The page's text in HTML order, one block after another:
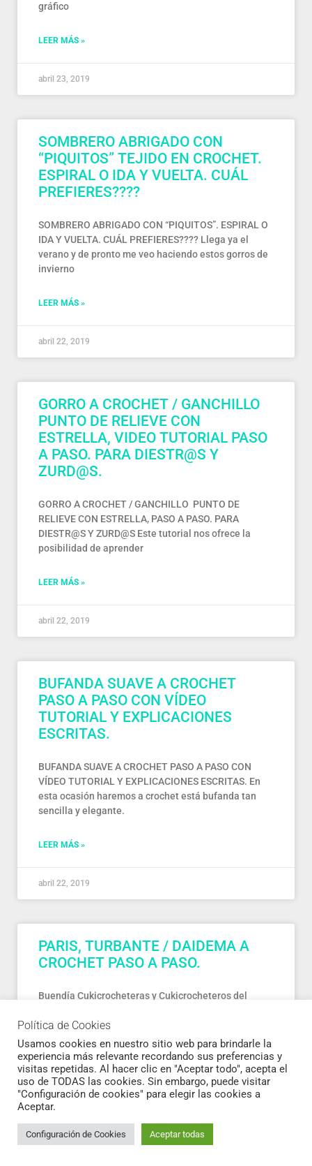
gráfico
LEER MÁS »
abril 23, 2019
SOMBRERO ABRIGADO CON
“PIQUITOS” TEJIDO EN CROCHET.
ESPIRAL O IDA Y VUELTA. CUÁL
PREFIERES????
SOMBRERO ABRIGADO CON “PIQUITOS”. ESPIRAL O
IDA Y VUELTA. CUÁL PREFIERES???? Llega ya el
verano y de pronto me veo haciendo estos gorros de
invierno
LEER MÁS »
abril 22, 2019
GORRO A CROCHET / GANCHILLO
PUNTO DE RELIEVE CON
ESTRELLA, VIDEO TUTORIAL PASO
A PASO. PARA DIESTR@S Y
ZURD@S.
GORRO A CROCHET / GANCHILLO PUNTO DE
RELIEVE CON ESTRELLA, PASO A PASO. PARA
DIESTR@S Y ZURD@S Este tutorial nos ofrece la
posibilidad de aprender
LEER MÁS »
abril 22, 2019
BUFANDA SUAVE A CROCHET
PASO A PASO CON VÍDEO
TUTORIAL Y EXPLICACIONES
ESCRITAS.
BUFANDA SUAVE A CROCHET PASO A PASO CON
VÍDEO TUTORIAL Y EXPLICACIONES ESCRITAS. En
esta ocasión haremos a crochet está bufanda tan
sencilla y elegante.
LEER MÁS »
abril 22, 2019
PARIS, TURBANTE / DAIDEMA A
CROCHET PASO A PASO.
Buendía Cukicrocheteras y Cukicrocheteros del
llama Paris y es una diadema / turbante muy fácil de
hacer,
LEER MÁS »
abril 22, 2019
Política de Cookies
Usamos cookies en nuestro sitio web para brindarle la
experiencia más relevante recordando sus preferencias y
visitas repetidas. Al hacer clic en "Aceptar todo", acepta el
uso de TODAS las cookies. Sin embargo, puede visitar
"Configuración de cookies" para elegir las cookies a
Aceptar.
Configuración de Cookies Aceptar todas